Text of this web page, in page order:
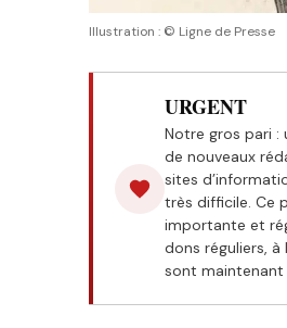
Illustration : © Ligne de Presse
URGENT
Notre gros pari :
de nouveaux
sites
très difficile. Ce
importante et
dons réguliers,
sont maintenant